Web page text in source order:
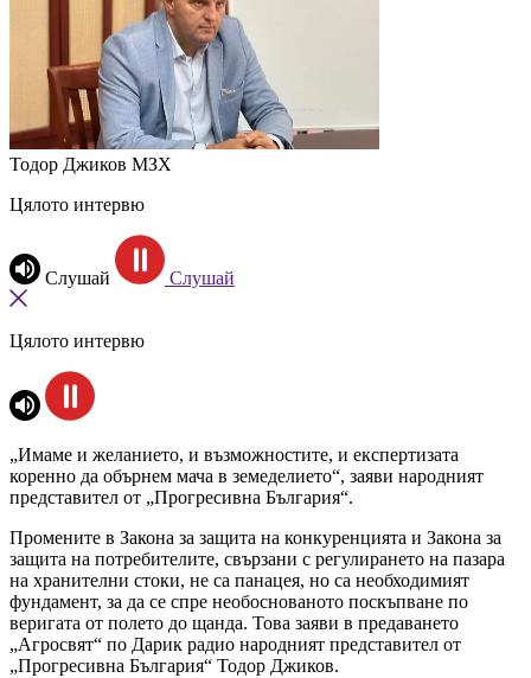
Тодор Джиков МЗХ
Цялото интервю
Слушай Слушай
Цялото интервю
„Имаме и желанието, и възможностите, и експертизата
коренно да обърнем мача в земеделието“, заяви народният
представител от „Прогресивна България“.
Промените в Закона за защита на конкуренцията и Закона за
защита на потребителите, свързани с регулирането на пазара
на хранителни стоки, не са панацея, но са необходимият
фундамент, за да се спре необоснованото поскъпване по
веригата от полето до щанда. Това заяви в предаването
„Агросвят“ по Дарик радио народният представител от
„Прогресивна България“ Тодор Джиков.